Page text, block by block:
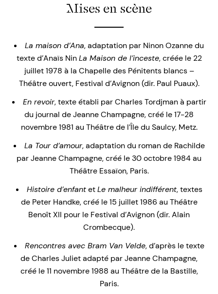
Mises en scène
La maison d’Ana, adaptation par Ninon Ozanne du
texte d’Anaïs NinLa Maison de l’inceste, créée le 22
juillet 1978 à la Chapelle des Pénitents blancs –
Théâtre ouvert, Festival d’Avignon (dir. Paul Puaux).
En revoir, texte établi par Charles Tordjman à partir
du journal de Jeanne Champagne, créé le 17-28
novembre 1981 au Théâtre de l’Île du Saulcy, Metz.
La Tour d’amour, adaptation du roman de Rachilde
par Jeanne Champagne, créé le 30 octobre 1984 au
Théâtre Essaïon, Paris.
Histoire d’enfantetLe malheur indifférent, textes
de Peter Handke, créé le 15 juillet 1986 au Théâtre
Benoît XII pour le Festival d’Avignon (dir. Alain
Crombecque).
Rencontres avec Bram Van Velde, d’après le texte
de Charles Juliet adapté par Jeanne Champagne,
créé le 11 novembre 1988 au Théâtre de la Bastille,
Paris.